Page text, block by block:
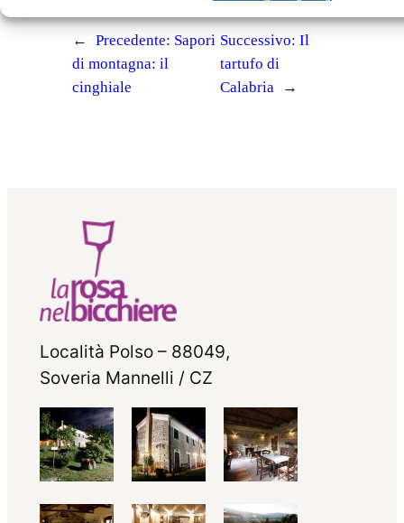
← Precedente: Sapori
di montagna: il
cinghiale
Successivo: Il
tartufo di
Calabria
→
Località Polso – 88049,
Soveria Mannelli / CZ